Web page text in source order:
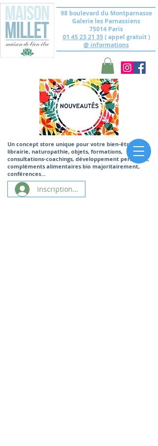
98 boulevard du Montparnasse
Galerie les Parnassiens
75014 Paris
01 45 23 21 35( appel gratuit )
@ informations
Un concept store unique pour votre bien-être,
librairie, naturopathie, objets, formations,
consultations-coachings, développement personnel,
compléments alimentaires bio majoritairement,
conférences...
Inscription/Connexion